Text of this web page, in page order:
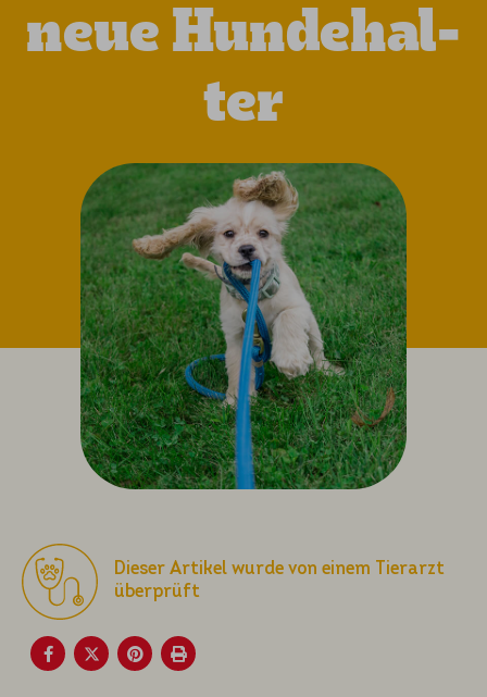
neue Hundehal­
ter
Dieser Artikel wurde von einem Tierarzt
überprüft